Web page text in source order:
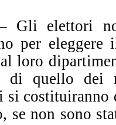
Gli elettori
per eleggere
al loro
di quello dei
si
se non sono